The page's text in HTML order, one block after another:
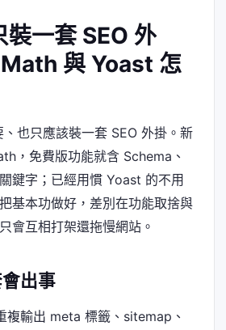
裝一套 SEO 外
與 Yoast 怎
也只應該裝一套 SEO 外掛。新
，免費版功能就含 Schema、
鍵字；已經用慣 Yoast 的不用
基本功做好，差別在功能取捨與
會互相打架還拖慢網站。
出事
複輸出 meta 標籤、sitemap、